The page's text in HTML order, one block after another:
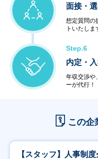
面接・
想定質問の
トいたしま
Step.6
内定・
年収交渉や
ーが代行！
この企
【スタッフ】人事制